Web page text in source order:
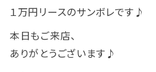
１万円リースのサンボレです♪
本日もご来店、
ありがとうございます♪